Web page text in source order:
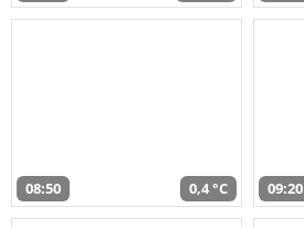
08:50 0,4 °C 09:20